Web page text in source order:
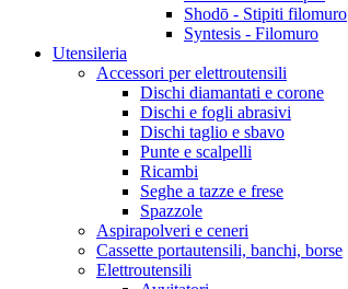
Shodō - Stipiti filomuro
Syntesis - Filomuro
Utensileria
Accessori per elettroutensili
Dischi diamantati e corone
Dischi e fogli abrasivi
Dischi taglio e sbavo
Punte e scalpelli
Ricambi
Seghe a tazze e frese
Spazzole
Aspirapolveri e ceneri
Cassette portautensili, banchi, borse
Elettroutensili